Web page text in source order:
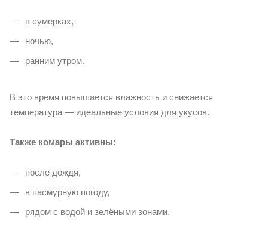
в сумерках,
ночью,
ранним утром.
В это время повышается влажность и снижается
температура — идеальные условия для укусов.
Также комары активны:
после дождя,
в пасмурную погоду,
рядом с водой и зелёными зонами.